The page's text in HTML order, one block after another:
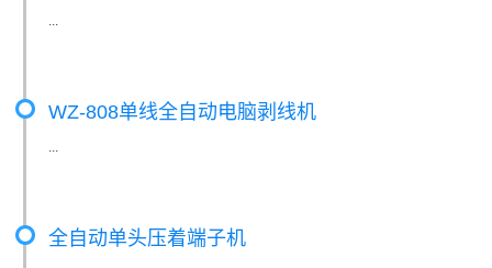
WZ-808单线全自动电脑剥线机
全自动单头压着端子机